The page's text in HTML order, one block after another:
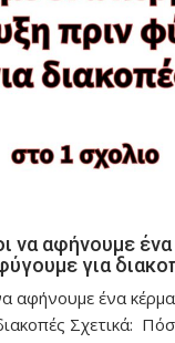
να αφήνουμε
για
αφήνουμε ένα
Σχετικά: